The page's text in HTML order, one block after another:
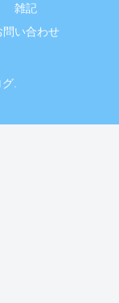
雑記
問い合わせ
.